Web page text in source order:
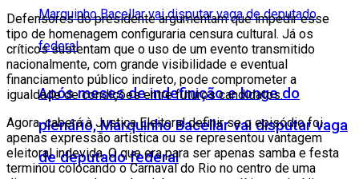
Após meses de indefinição e longe do
plenário, Marquinho Bacellar vai disputar vaga
de deputado federal
Defensores do presidente argumentam que impedir esse
tipo de homenagem configuraria censura cultural. Já os
críticos sustentam que o uso de um evento transmitido
nacionalmente, com grande visibilidade e eventual
financiamento público indireto, pode comprometer a
igualdade de condições entre futuros candidatos.
Agora, caberá à Justiça Eleitoral definir se o episódio foi
apenas expressão artística ou se representou vantagem
eleitoral indevida. O que era para ser apenas samba e festa
terminou colocando o Carnaval do Rio no centro de uma